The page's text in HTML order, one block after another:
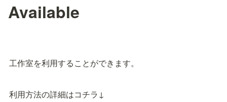
Available
工作室を利用することができます。
利用方法の詳細はコチラ↓